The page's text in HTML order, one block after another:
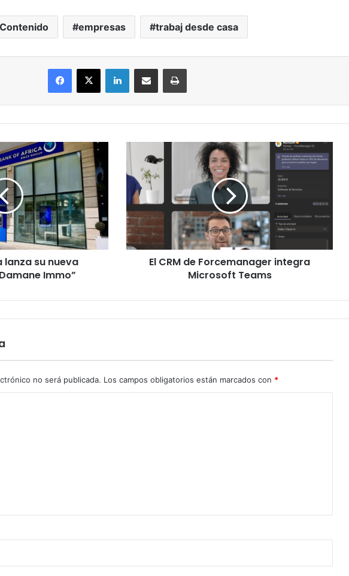
Contenido empresas trabaj desde casa
Facebook
X LinkedInCompartir por correo electrónicoImprimir
lanza su nueva
Immo”
de
Forcemanager
integra
Microsoft
Teams
El CRM de Forcemanager integra
Microsoft Teams
no será publicada. Los campos obligatorios están marcados con *